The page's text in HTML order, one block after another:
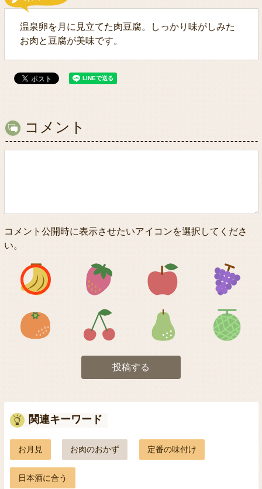
温泉卵を月に見立てた肉豆腐。しっかり味がしみた
お肉と豆腐が美味です。
コメント
コメント公開時に表示させたいアイコンを選択してくださ
い。
アイコン1 アイコン2 アイコン3
アイコン5 アイコン6 アイコン7
投稿する
関連キーワード
お月見 お肉のおかず 定番の味付け
日本酒に合う